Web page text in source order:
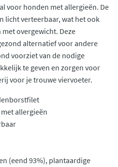
voor honden met allergieën. De
licht verteerbaar, wat het ook
overgewicht. Deze
alternatief voor andere
voorziet van de nodige
te geven en zorgen voor
voor je trouwe viervoeter.
allergieën
(eend 93%), plantaardige